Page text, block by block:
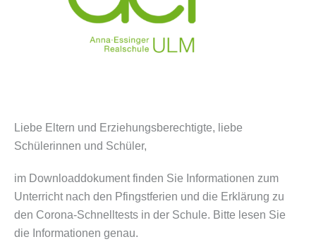
Liebe Eltern und Erziehungsberechtigte, liebe
Schülerinnen und Schüler,
im Downloaddokument finden Sie Informationen zum
Unterricht nach den Pfingstferien und die Erklärung zu
den Corona-Schnelltests in der Schule. Bitte lesen Sie
die Informationen genau.